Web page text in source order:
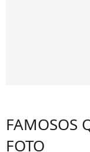
FAMOSOS
FOTO